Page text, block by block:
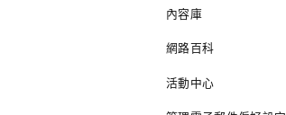
內容庫
網路百科
活動中心